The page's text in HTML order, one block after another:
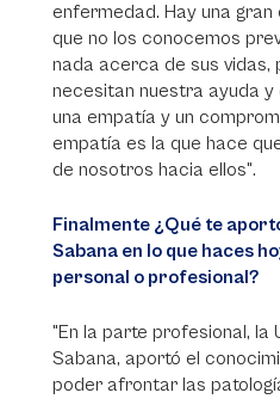
enfermedad. Hay una
que no los conocemos
nada acerca de sus vidas,
necesitan nuestra ayuda
una empatía y un
empatía es la que hace
de nosotros hacia ellos".
Finalmente ¿Qué te
Sabana en lo que haces
personal o profesional?
"En la parte profesional, la
Sabana, aportó el
poder afrontar las